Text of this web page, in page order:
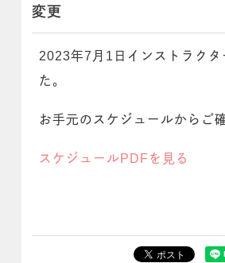
変更
2023年7月1日インストラクタ
た。
お手元のスケジュールからご
スケジュールPDFを見る